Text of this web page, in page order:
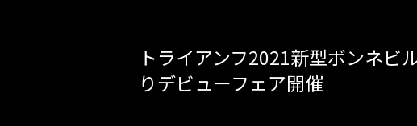
トライアンフ2021新型ボンネビ
りデビューフェア開催